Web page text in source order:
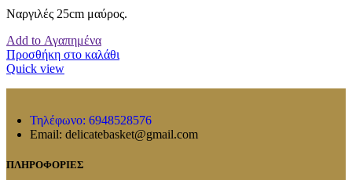
Ναργιλές 25cm μαύρος.
Add to Αγαπημένα
Προσθήκη στο καλάθι
Quick view
Τηλέφωνο: 6948528576
Email: delicatebasket@gmail.com
ΠΛΗΡΟΦΟΡΙΕΣ